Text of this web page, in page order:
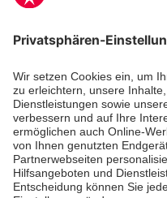
Zertifizierung der
Die Johanniter GmbH
des